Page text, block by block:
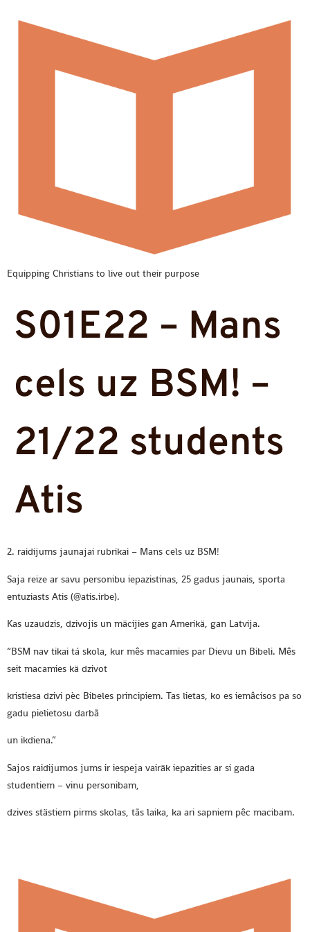
Equipping Christians to live out their purpose
S01E22 – Mans
cels uz BSM! –
21/22 students
Atis
2. raidijums jaunajai rubrikai – Mans cels uz BSM!
Saja reize ar savu personibu iepazistinas, 25 gadus jaunais, sporta
entuziasts Atis (@atis.irbe).
Kas uzaudzis, dzivojis un mäcijies gan Amerikä, gan Latvija.
“BSM nav tikai tá skola, kur mês macamies par Dievu un Bibeli. Mês
seit macamies kä dzivot
kristiesa dzivi pèc Bibeles principiem. Tas lietas, ko es iemâcisos pa so
gadu pielietosu darbã
un ikdiena.”
Sajos raidijumos jums ir iespeja vairäk iepazities ar si gada
studentiem – vinu personibam,
dzives stästiem pirms skolas, tãs laika, ka ari sapniem pêc macibam.